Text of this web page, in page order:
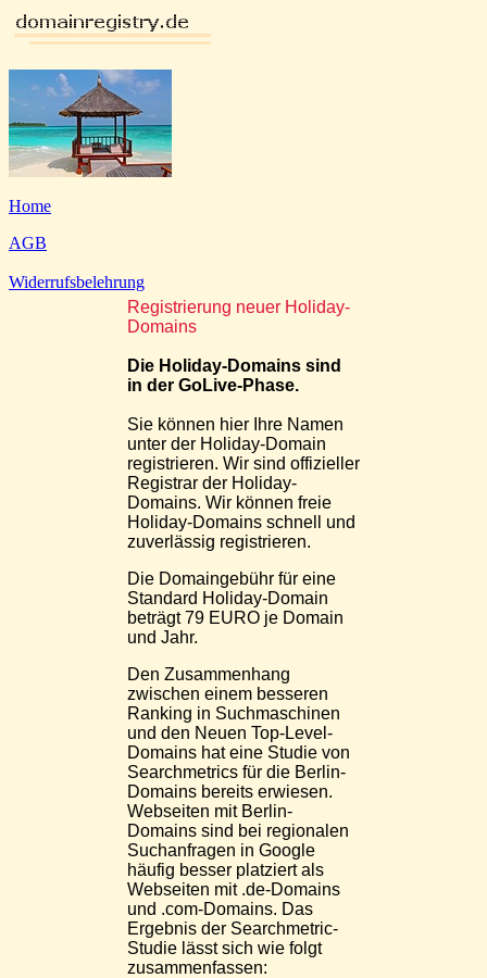
Home
AGB
Widerrufsbelehrung
Registrierung neuer Holiday-
Domains
Die Holiday-Domains sind
in der GoLive-Phase.
Sie können hier Ihre Namen
unter der Holiday-Domain
registrieren. Wir sind offizieller
Registrar der Holiday-
Domains. Wir können freie
Holiday-Domains schnell und
zuverlässig registrieren.
Die Domaingebühr für eine
Standard Holiday-Domain
beträgt 79 EURO je Domain
und Jahr.
Den Zusammenhang
zwischen einem besseren
Ranking in Suchmaschinen
und den Neuen Top-Level-
Domains hat eine Studie von
Searchmetrics für die Berlin-
Domains bereits erwiesen.
Webseiten mit Berlin-
Domains sind bei regionalen
Suchanfragen in Google
häufig besser platziert als
Webseiten mit .de-Domains
und .com-Domains. Das
Ergebnis der Searchmetric-
Studie lässt sich wie folgt
zusammenfassen: